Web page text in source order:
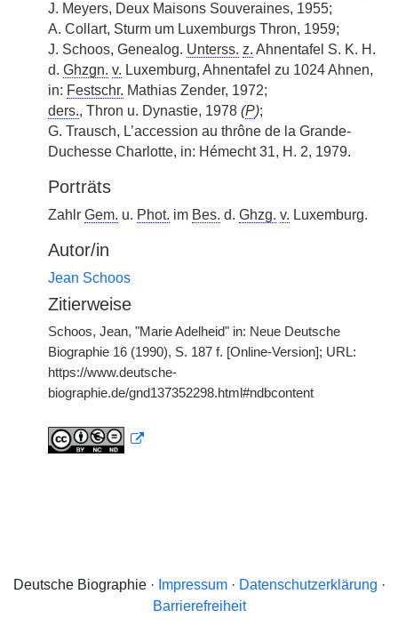
J. Meyers, Deux Maisons Souveraines, 1955;
A. Collart, Sturm um Luxemburgs Thron, 1959;
J. Schoos, Genealog. Unterss. z. Ahnentafel S. K. H.
d. Ghzgn. v. Luxemburg, Ahnentafel zu 1024 Ahnen,
in: Festschr. Mathias Zender, 1972;
ders., Thron u. Dynastie, 1978 (P);
G. Trausch, L’accession au thrône de la Grande-
Duchesse Charlotte, in: Hémecht 31, H. 2, 1979.
Porträts
Zahlr Gem. u. Phot. im Bes. d. Ghzg. v. Luxemburg.
Autor/in
Jean Schoos
Zitierweise
Schoos, Jean, "Marie Adelheid" in: Neue Deutsche
Biographie 16 (1990), S. 187 f. [Online-Version]; URL:
https://www.deutsche-
biographie.de/gnd137352298.html#ndbcontent
Deutsche Biographie · Impressum· Datenschutzerklärung ·
Barrierefreiheit